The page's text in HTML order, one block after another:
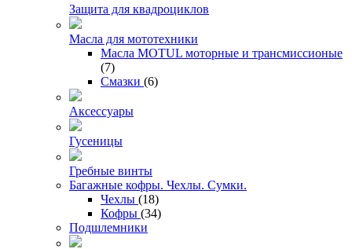
Защита для квадроциклов
Масла для мототехники
Масла MOTUL моторные и трансмиссионые
(7)
Смазки (6)
Аксессуары
Гусеницы
Гребные винты
Багажные кофры. Чехлы. Сумки.
Чехлы (18)
Кофры (34)
Подшлемники